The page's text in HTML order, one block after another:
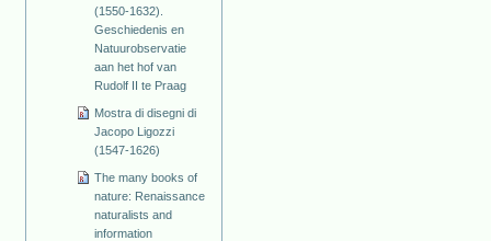
(1550-1632).
Geschiedenis en
Natuurobservatie
aan het hof van
Rudolf II te Praag
Mostra di disegni di
Jacopo Ligozzi
(1547-1626)
The many books of
nature: Renaissance
naturalists and
information